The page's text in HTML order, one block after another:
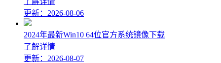
更新：2026-08-06
2024年最新Win10 64位官方系统镜像下载
了解详情
更新：2026-08-07